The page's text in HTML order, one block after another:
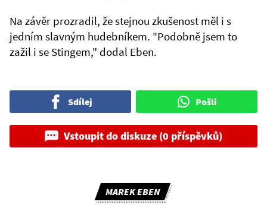
Na závěr prozradil, že stejnou zkušenost měl i s
jedním slavným hudebníkem. "Podobně jsem to
zažil i se Stingem," dodal Eben.
Sdílej Pošli
Vstoupit do diskuze (0 příspěvků)
MAREK EBEN